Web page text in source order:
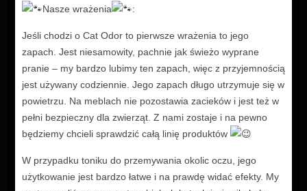
Nasze wrażenia :
Jeśli chodzi o Cat Odor to pierwsze wrażenia to jego
zapach. Jest niesamowity, pachnie jak świeżo wyprane
pranie – my bardzo lubimy ten zapach, więc z przyjemnością
jest używany codziennie. Jego zapach długo utrzymuje się w
powietrzu. Na meblach nie pozostawia zacieków i jest też w
pełni bezpieczny dla zwierząt. Z nami zostaje i na pewno
będziemy chcieli sprawdzić całą linię produktów
W przypadku toniku do przemywania okolic oczu, jego
użytkowanie jest bardzo łatwe i na prawdę widać efekty. My